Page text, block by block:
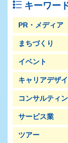
キーワー
PR・メディア
まちづくり
イベント
キャリアデザ
コンサルティ
サービス業
ツアー